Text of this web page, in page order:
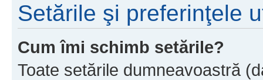
Setările şi preferinţele
Cum îmi schimb setările?
Toate setările dumneavoastră